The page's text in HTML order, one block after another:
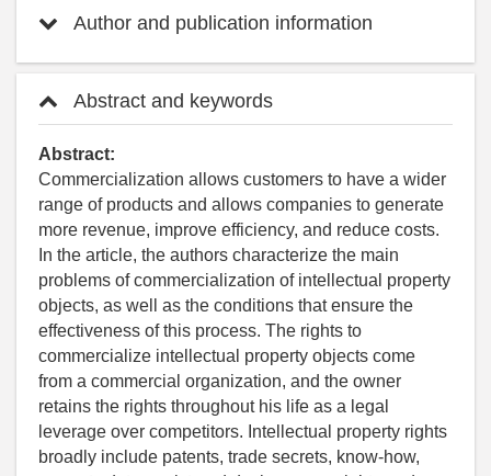
Author and publication information
Abstract and keywords
Abstract:
Commercialization allows customers to have a wider
range of products and allows companies to generate
more revenue, improve efficiency, and reduce costs.
In the article, the authors characterize the main
problems of commercialization of intellectual property
objects, as well as the conditions that ensure the
effectiveness of this process. The rights to
commercialize intellectual property objects come
from a commercial organization, and the owner
retains the rights throughout his life as a legal
leverage over competitors. Intellectual property rights
broadly include patents, trade secrets, know-how,